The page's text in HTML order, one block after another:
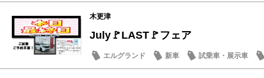
木更津
July🚩LAST🚩フェア
エルグランド 新車 試乗車・展示車